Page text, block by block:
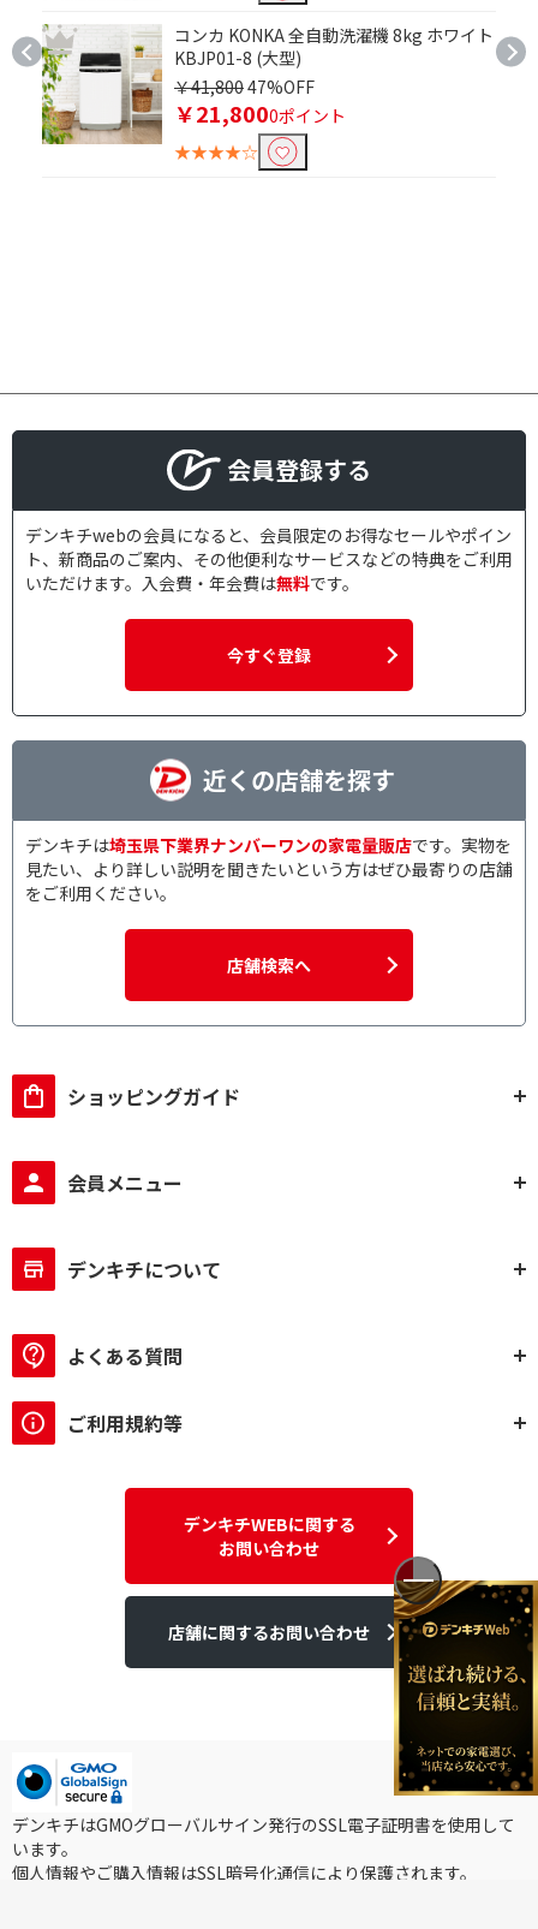
コンカ KONKA 全自動洗濯機 8kg ホワイト
KBJP01-8 (大型)
￥41,80047%OFF
￥21,8000ポイント
★★★★☆
会員登録する
デンキチwebの会員になると、会員限定のお得なセールやポイン
ト、新商品のご案内、その他便利なサービスなどの特典をご利用
いただけます。入会費・年会費は無料です。
今すぐ登録
近くの店舗を探す
デンキチは埼玉県下業界ナンバーワンの家電量販店です。実物を
見たい、より詳しい説明を聞きたいという方はぜひ最寄りの店舗
をご利用ください。
店舗検索へ
ショッピングガイド
会員メニュー
デンキチについて
よくある質問
ご利用規約等
デンキチWEBに関する
お問い合わせ
店舗に関するお問い合わせ
デンキチはGMOグローバルサイン発行のSSL電子証明書を使用して
います。
個人情報やご購入情報はSSL暗号化通信により保護されます。